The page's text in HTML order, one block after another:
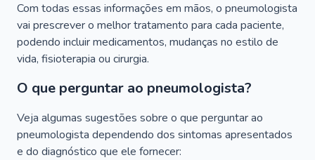
Com todas essas informações em mãos, o pneumologista
vai prescrever o melhor tratamento para cada paciente,
podendo incluir medicamentos, mudanças no estilo de
vida, fisioterapia ou cirurgia.
O que perguntar ao pneumologista?
Veja algumas sugestões sobre o que perguntar ao
pneumologista dependendo dos sintomas apresentados
e do diagnóstico que ele fornecer: